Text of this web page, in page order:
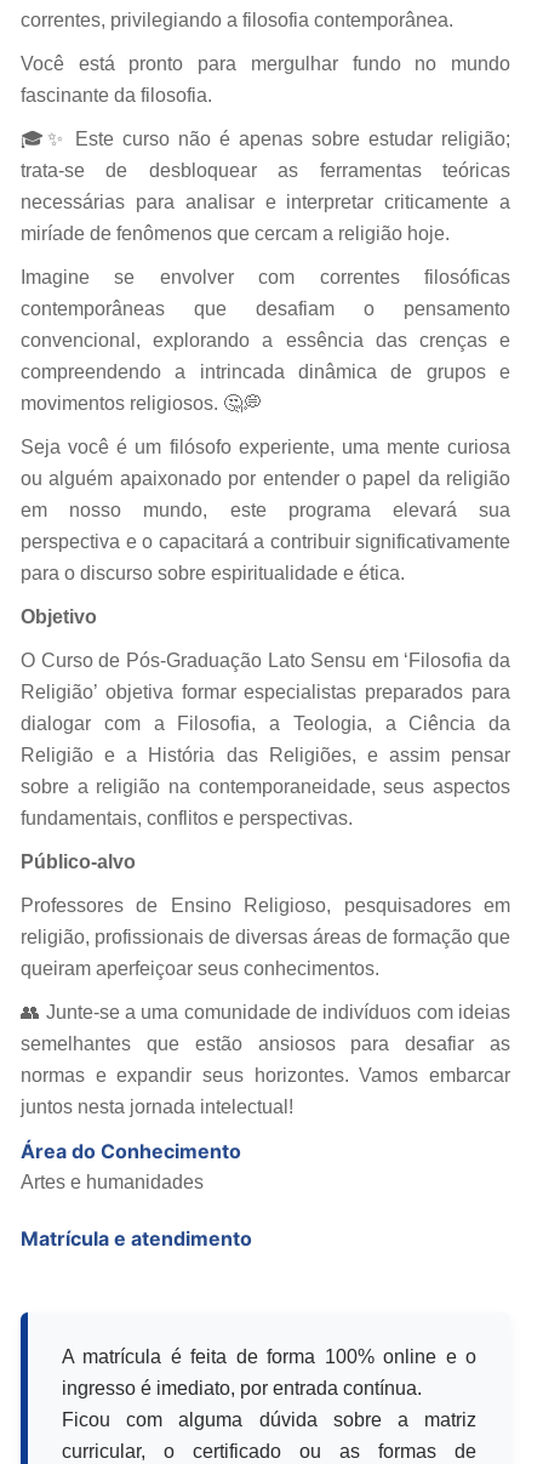
correntes, privilegiando a filosofia contemporânea.
Você está pronto para mergulhar fundo no mundo
fascinante da filosofia.
🎓✨ Este curso não é apenas sobre estudar religião;
trata-se de desbloquear as ferramentas teóricas
necessárias para analisar e interpretar criticamente a
miríade de fenômenos que cercam a religião hoje.
Imagine se envolver com correntes filosóficas
contemporâneas que desafiam o pensamento
convencional, explorando a essência das crenças e
compreendendo a intrincada dinâmica de grupos e
movimentos religiosos. 🤔💭
Seja você é um filósofo experiente, uma mente curiosa
ou alguém apaixonado por entender o papel da religião
em nosso mundo, este programa elevará sua
perspectiva e o capacitará a contribuir significativamente
para o discurso sobre espiritualidade e ética.
Objetivo
O Curso de Pós-Graduação Lato Sensu em ‘Filosofia da
Religião’ objetiva formar especialistas preparados para
dialogar com a Filosofia, a Teologia, a Ciência da
Religião e a História das Religiões, e assim pensar
sobre a religião na contemporaneidade, seus aspectos
fundamentais, conflitos e perspectivas.
Público-alvo
Professores de Ensino Religioso, pesquisadores em
religião, profissionais de diversas áreas de formação que
queiram aperfeiçoar seus conhecimentos.
👥 Junte-se a uma comunidade de indivíduos com ideias
semelhantes que estão ansiosos para desafiar as
normas e expandir seus horizontes. Vamos embarcar
juntos nesta jornada intelectual!
Área do Conhecimento
Artes e humanidades
Matrícula e atendimento
A matrícula é feita de forma 100% online e o
ingresso é imediato, por entrada contínua.
Ficou com alguma dúvida sobre a matriz
curricular, o certificado ou as formas de